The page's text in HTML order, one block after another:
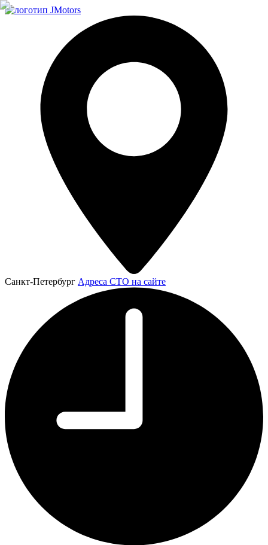
Санкт-Петербург Адреса СТО на сайте